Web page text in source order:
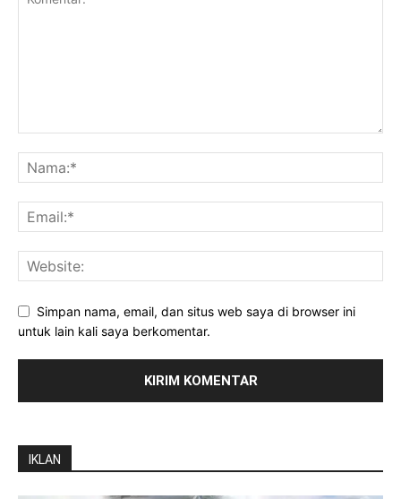
Simpan nama, email, dan situs web saya di browser ini
untuk lain kali saya berkomentar.
IKLAN